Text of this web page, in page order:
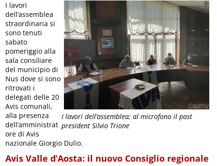
I lavori dell’assemblea; al microfono il past
president Silvio Trione
I lavori
dell’assemblea
straordinaria si
sono tenuti
sabato
pomeriggio alla
sala consiliare
del municipio di
Nus dove si sono
ritrovati i
delegati delle 20
Avis comunali,
alla presenza
dell’amministrat
ore di Avis
nazionale Giorgio Dulio.
Avis Valle d’Aosta: il nuovo Consiglio regionale